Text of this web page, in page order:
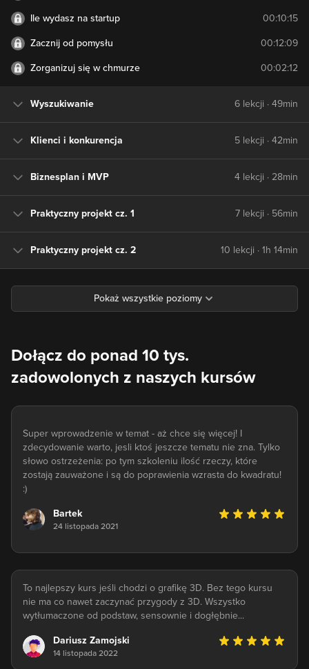
Ile wydasz na startup 00:10:15
Zacznij od pomysłu 00:12:09
Zorganizuj się w chmurze 00:02:12
Wyszukiwanie 6 lekcji · 49min
Klienci i konkurencja 5 lekcji · 42min
Biznesplan i MVP 4 lekcji · 28min
Praktyczny projekt cz. 1 7 lekcji · 56min
Praktyczny projekt cz. 2 10 lekcji · 1h 14min
Dołącz do ponad 10 tys.
zadowolonych z naszych kursów
Super wprowadzenie w temat - aż chce się więcej! I
zdecydowanie warto, jesli ktoś jeszcze tematu nie zna. Tylko
słowo ostrzeżenia: po tym szkoleniu ilość rzeczy, które
zostają zauważone i są do poprawienia wzrasta do kwadratu!
:)
Bartek
24 listopada 2021
To najlepszy kurs jeśli chodzi o grafikę 3D. Bez tego kursu
nie ma co nawet zaczynać przygody z 3D. Wszystko
wytłumaczone od podstaw, sensownie i dogłębnie...
Dariusz Zamojski
14 listopada 2022